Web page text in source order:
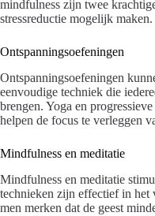
mindfulness zijn twee
stressreductie mogelijk maken.
Ontspanningsoefeningen
Ontspanningsoefeningen
eenvoudige techniek die
brengen. Yoga en
helpen de focus te verleggen
Mindfulness en meditatie
Mindfulness en meditatie
technieken zijn effectief in het
men merken dat de geest